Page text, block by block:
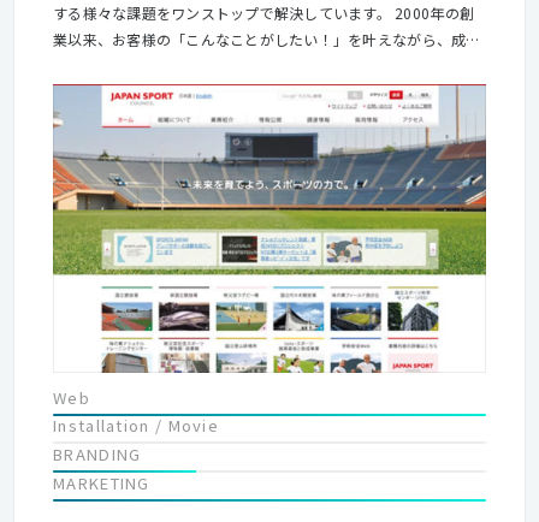
する様々な課題をワンストップで解決しています。 2000年の創
業以来、お客様の「こんなことがしたい！」を叶えながら、成長
病院、教育機関などのコーポレートサイトからスマートフォンサ
イトなど。 なぜ多様なお客様がインフォネットのサービスでお喜
びいただけているか。それは、インフォネットが、お客様の課題
を解決するに値する高い技術力を有しているから、そして、全行
程を社内で完結させられる、ワンストップサービスだからだと考
えています。 それぞれの専門分野の専任スタッフが、自身の役割
のパフォーマンスを最大限に発揮しながらチームとして協力し合
える、そんな環境も整っています。高い技術力とプロ集団のチー
ムワーク。だからこそ、お客様の求めるサービスを提供でき、ご
満足頂けています。 お客様へ最高のものを提供する。そのため
に、社員が自身の力を最大限に発揮できる働きやすい会社であり
Web
Installation / Movie
BRANDING
MARKETING